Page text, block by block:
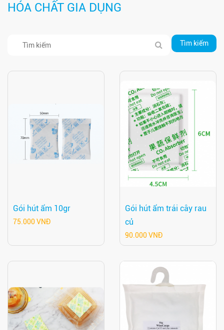
HÓA CHẤT GIA DỤNG
Tìm kiếm
Gói hút ẩm 10gr
75.000 VNĐ
Gói hút ẩm trái cây rau
củ
90.000 VNĐ